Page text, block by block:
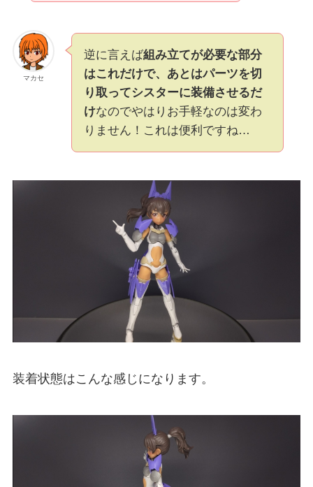
マカセ
逆に言えば組み立てが必要な部分
はこれだけで、あとはパーツを切
り取ってシスターに装備させるだ
けなのでやはりお手軽なのは変わ
りません！これは便利ですね…
装着状態はこんな感じになります。